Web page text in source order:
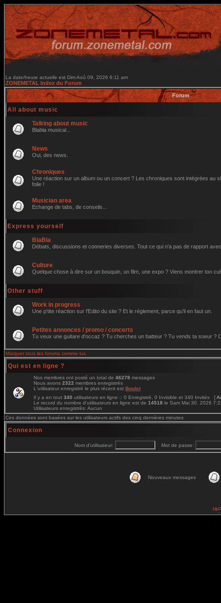
La date/heure actuelle est Dim Aoû 09, 2026 6:11 am
ZONEMETAL Index du Forum
Forum
All about music
Talking about music
Blabla musical...
News
Oui, des news.
Chroniques
Une réaction sur un album ou un concert ? Les chroniques sont intégrées au
folie !
Musician area
Echange de tabs, de conseils...
Express yourself
BlaBla
Débats, discussions et conneries diverses. Tout ce qui n'a pas de rapport
Culture
Quelque chose à dire sur un bouquin, un film, une expo ? Viens montrer ton
Other stuff
Work in progress
Une p'tite réaction sur l'Edito du site ? Et le réglement, parce qu'il en faut un.
Petites annonces / promo / concerts
Tu veux une guitare d'occaz ? Tu cherches un batteur ? Tu vends ta soeur ?
Marquer tous les forums comme lus
Qui est en ligne ?
Nos membres ont posté un total de 46278 messages
Nous avons 2322 membres enregistrés
L'utilisateur enregistré le plus récent est Boulet
Il y a en tout 340 utilisateurs en ligne :: 0 Enregistré, 0 Invisible et 340 Invités [
Le record du nombre d'utilisateurs en ligne est de 14518 le Sam Mai 30, 2026
Utilisateurs enregistrés: Aucun
Ces données sont basées sur les utilisateurs actifs des cinq dernières minutes
Connexion
Nom d'utilisateur: Mot de passe:
Nouveaux messages